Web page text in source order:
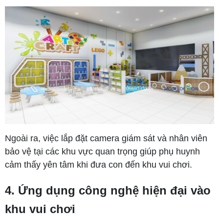
Ngoài ra, việc lắp đặt camera giám sát và nhân viên
bảo vệ tại các khu vực quan trọng giúp phụ huynh
cảm thấy yên tâm khi đưa con đến khu vui chơi.
4. Ứng dụng công nghệ hiện đại vào
khu vui chơi